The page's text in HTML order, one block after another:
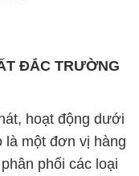
ĐẮC TRƯỜNG
hoạt động dưới
là một đơn vị hàng
phối các loại